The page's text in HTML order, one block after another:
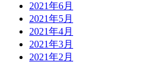
2021年6月
2021年5月
2021年4月
2021年3月
2021年2月